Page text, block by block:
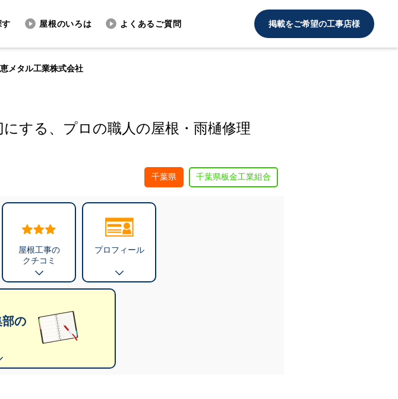
す 屋根のいろは よくあるご質問 掲載をご希望の工事店様
メタル工業株式会社
する、プロの職人の屋根・雨樋修理
千葉県 千葉県板金工業組合
屋根工事の
クチコミ
プロフィール
の